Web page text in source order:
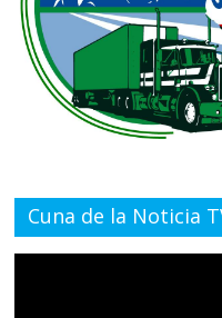
Cuna de la Noticia